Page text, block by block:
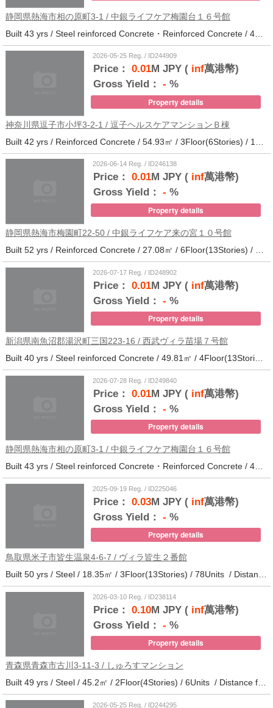
静岡県熱海市相の原町3-1 / 中銀ライフケア梅園台１６号館
Built 43 yrs / Steel reinforced Concrete・Reinforced Concrete / 44.37㎡ / 5Floor(14Stories) / 294Units / Distance from the station.25
2026-05-25 Reg. / ID244909
Price： 0.01M JPY (inf萬港幣)
Gross Yield： - %
Property details
神奈川県逗子市小坪3-2-1 / 逗子ヘルスケアマンションＢ棟
2026-06-14 Reg. / ID246138
Price： 0.01M JPY (inf萬港幣)
Gross Yield： - %
Property details
静岡県熱海市梅園町22-50 / 中銀ライフケア来の宮１０号館
2026-07-17 Reg. / ID248902
Price： 0.01M JPY (inf萬港幣)
Gross Yield： - %
Property details
新潟県南魚沼郡湯沢町三国223-16 / 西武ヴィラ苗場７号館
Built 40 yrs / Steel reinforced Concrete / 49.81㎡ / 4Floor(13Stories) / 370Units / Distance from the station.
2026-07-28 Reg. / ID249840
Price： 0.01M JPY (inf萬港幣)
Gross Yield： - %
Property details
静岡県熱海市相の原町3-1 / 中銀ライフケア梅園台１６号館
Built 43 yrs / Steel reinforced Concrete・Reinforced Concrete / 44.37㎡ / 14Floor(14Stories) / 294Units / Distance from the station.25
2025-09-19 Reg. / ID225046
Price： 0.03M JPY (inf萬港幣)
Gross Yield： - %
Property details
鳥取県米子市皆生温泉4-6-7 / ヴィラ皆生２番館
Built 50 yrs / Steel / 18.35㎡ / 3Floor(13Stories) / 78Units / Distance from the station.
2026-03-10 Reg. / ID238114
Price： 0.10M JPY (inf萬港幣)
Gross Yield： - %
Property details
青森県青森市古川3-11-3 / しゅろすマンション
Built 49 yrs / Steel / 45.2㎡ / 2Floor(4Stories) / 6Units / Distance from the station.11
2026-05-25 Reg. / ID244295